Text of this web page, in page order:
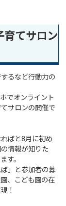
育てサロン
るなど行動力の
でオンライント
サロンの開催で
ばと8月に初め
情報が知りた
す。
」と参加者の募
、こども園の在
！